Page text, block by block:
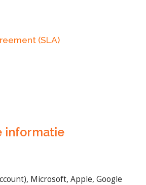
(SLA)
informatie
Microsoft, Apple, Google